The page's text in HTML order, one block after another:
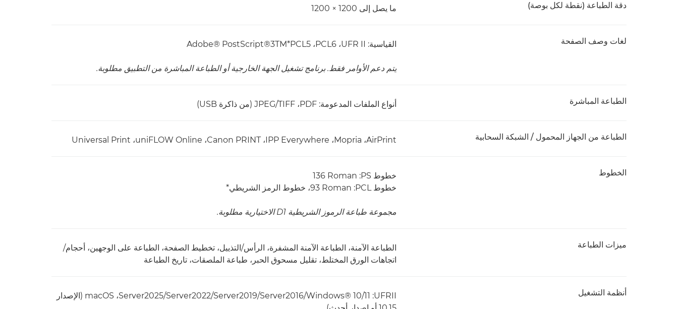
دقة الطباعة (نقطة لكل بوصة) ما يصل إلى 1200 × 1200
لغات وصف الصفحة القياسية: UFR II‏، PCL6‏، PCL5*‏Adobe® PostScript®3TM
يتم دعم الأوامر فقط. برنامج تشغيل الجهة الخارجية أو الطباعة المباشرة من التطبيق مطلوبة.
الطباعة المباشرة أنواع الملفات المدعومة: PDF‏، TIFF‏/JPEG (من ذاكرة USB)
الطباعة من الجهاز المحمول / الشبكة السحابية AirPrint‏، Mopria‏، IPP Everywhere‏، Canon PRINT‏، uniFLOW Online‏، Universal Print
الخطوط
خطوط PS:‏ ‎136 Roman
خطوط PCL:‏ ‎93 Roman، خطوط الرمز الشريطي*
مجموعة طباعة الرموز الشريطية D1 الاختيارية مطلوبة.
ميزات الطباعة
الطباعة الآمنة، الطباعة الآمنة المشفرة، الرأس/التذييل، تخطيط الصفحة، الطباعة على الوجهين، أحجام/
اتجاهات الورق المختلط، تقليل مسحوق الحبر، طباعة الملصقات، تاريخ الطباعة
أنظمة التشغيل
UFRII‏: Windows® 10/11‏/Server2016‏/Server2019‏/Server2022/‏Server2025، ‏macOS (الإصدار